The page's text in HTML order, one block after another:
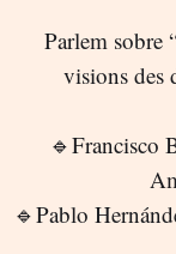
Parlem sobre
visions des
🔹Francisco
🔹Pablo